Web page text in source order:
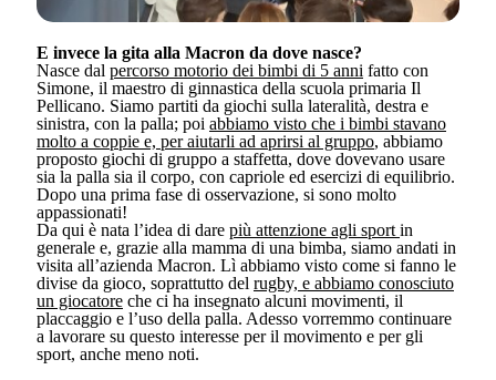
E invece la gita alla Macron da dove nasce?
Nasce dal percorso motorio dei bimbi di 5 anni fatto con
Simone, il maestro di ginnastica della scuola primaria Il
Pellicano. Siamo partiti da giochi sulla lateralità, destra e
sinistra, con la palla; poi abbiamo visto che i bimbi stavano
molto a coppie e, per aiutarli ad aprirsi al gruppo, abbiamo
proposto giochi di gruppo a staffetta, dove dovevano usare
sia la palla sia il corpo, con capriole ed esercizi di equilibrio.
Dopo una prima fase di osservazione, si sono molto
appassionati!
Da qui è nata l’idea di dare più attenzione agli sport in
generale e, grazie alla mamma di una bimba, siamo andati in
visita all’azienda Macron. Lì abbiamo visto come si fanno le
divise da gioco, soprattutto del rugby, e abbiamo conosciuto
un giocatore che ci ha insegnato alcuni movimenti, il
placcaggio e l’uso della palla. Adesso vorremmo continuare
a lavorare su questo interesse per il movimento e per gli
sport, anche meno noti.